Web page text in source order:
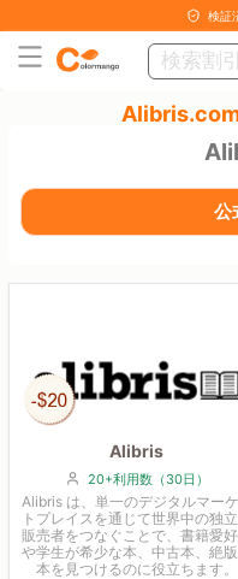
検証
公
Alibris
20+利用数（30日）
Alibris は、単一のデジタルマー
トプレイスを通じて世界中の独
販売者をつなぐことで、書籍愛
や学生が希少な本、中古本、絶
本を見つけるのに役立ちます。